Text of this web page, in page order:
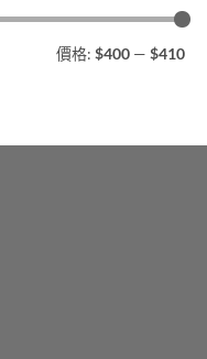
價格: $400 — $410